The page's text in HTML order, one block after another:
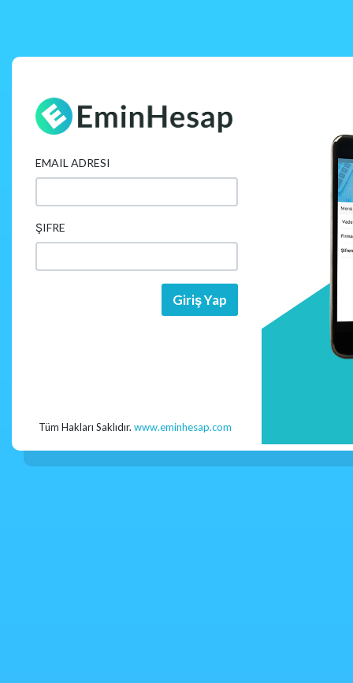
EMAIL ADRESI
ŞIFRE
Giriş Yap
Tüm Hakları Saklıdır.www.eminhesap.com